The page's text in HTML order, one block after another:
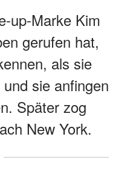
up-Marke Kim
gerufen hat,
als sie
sie anfingen
Später zog
New York.